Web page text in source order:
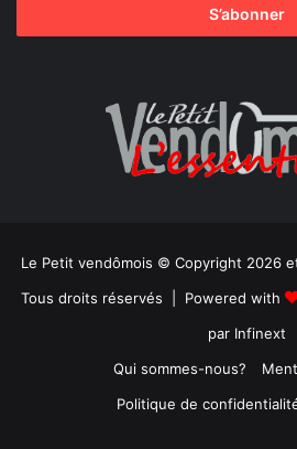
Le Petit vendômois © Copyright 2026
Tous droits réservés | Powered with
par Infinext
Qui sommes-nous?
Politique de